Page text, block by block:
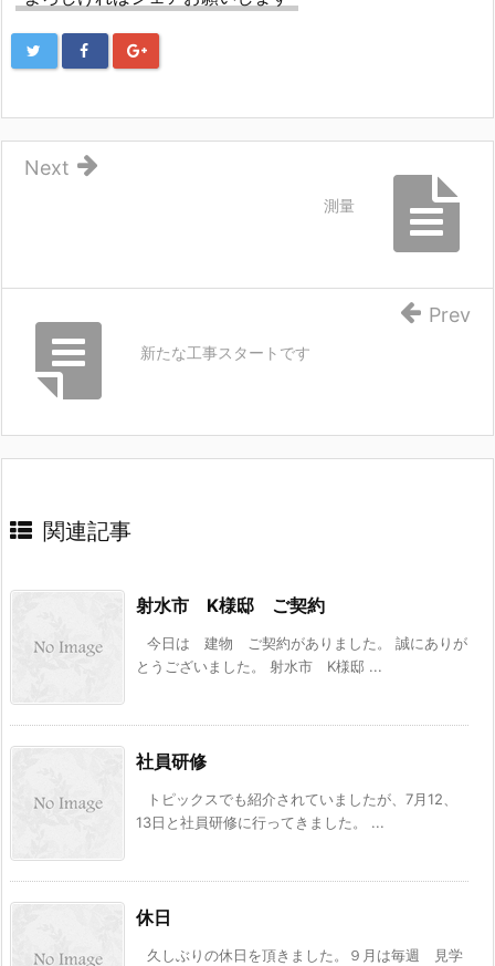
測量
Next
新たな工事スタートです
Prev
関連記事
射水市 K様邸 ご契約
今日は 建物 ご契約がありました。 誠にありが
とうございました。 射水市 K様邸 ...
社員研修
トピックスでも紹介されていましたが、7月12、
13日と社員研修に行ってきました。 ...
休日
久しぶりの休日を頂きました。９月は毎週 見学